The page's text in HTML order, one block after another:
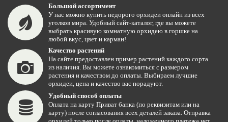
Большой ассортимент
У нас можно купить недорого орхидеи онлайн из всех
уголков мира. Удобный сайт-каталог, где вы можете
выбрать красивую комнатную орхидею в горшке на
любой вкус, цвет и карман!
Качество растений
На сайте предоставлен пример растений каждого сорта
из наличия. Вы можете ознакомиться с размером
растения и качеством до оплаты. Выбираем лучшие
орхидеи, цена и качество вас порадуют.
Удобный способ оплаты
Оплата на карту Приват банка (по реквизитам или на
карту) после согласования всех деталей заказа. Отправка